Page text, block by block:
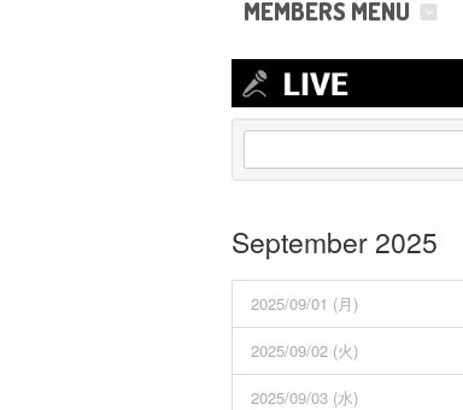
MEMBERS MENU
September 2025
2025/09/01 (月)
2025/09/02 (火)
2025/09/03 (水)